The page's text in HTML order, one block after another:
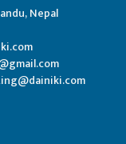
Nepal